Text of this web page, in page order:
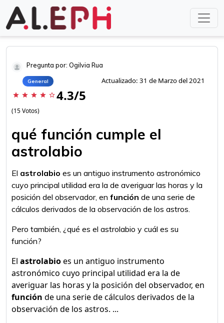
Pregunta por: Ogilvia Rua
General Actualizado: 31 de Marzo del 2021
star star star star star_border 4.3/5
(15 Votos)
qué función cumple el
astrolabio
El astrolabio es un antiguo instrumento astronómico
cuyo principal utilidad era la de averiguar las horas y la
posición del observador, en función de una serie de
cálculos derivados de la observación de los astros.
Pero también, ¿qué es el astrolabio y cuál es su
función?
El astrolabioes un antiguo instrumento
astronómico cuyo principal utilidad era la de
averiguar las horas y la posición del observador, en
función de una serie de cálculos derivados de la
observación de los astros. ...